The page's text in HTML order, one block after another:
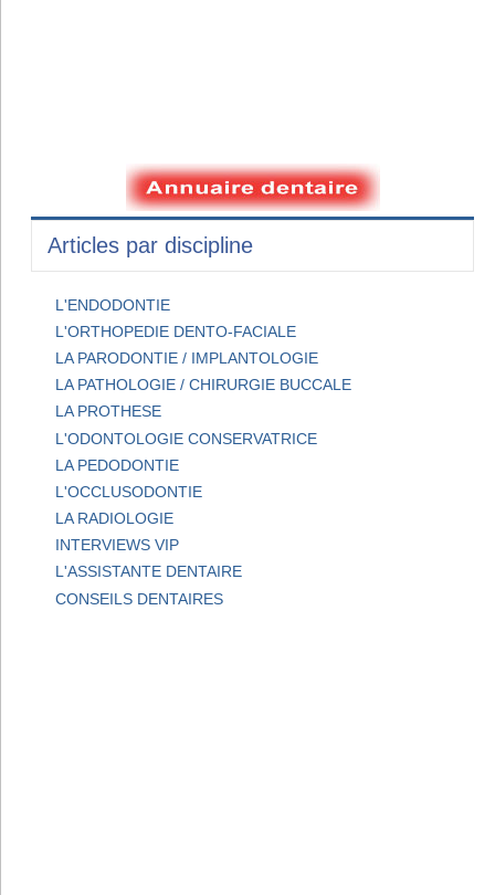
Articles par discipline
L'ENDODONTIE
L'ORTHOPEDIE DENTO-FACIALE
LA PARODONTIE / IMPLANTOLOGIE
LA PATHOLOGIE / CHIRURGIE BUCCALE
LA PROTHESE
L'ODONTOLOGIE CONSERVATRICE
LA PEDODONTIE
L'OCCLUSODONTIE
LA RADIOLOGIE
INTERVIEWS VIP
L'ASSISTANTE DENTAIRE
CONSEILS DENTAIRES